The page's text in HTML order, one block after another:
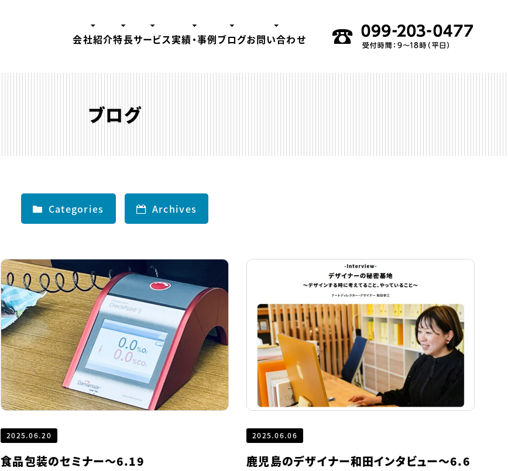
会社紹介特長サービス実績・事例ブログお問い合わせ
ブログ
Categories Archives
2025.06.20
食品包装のセミナー～6.19
2025.06.06
鹿児島のデザイナー和田インタビュー～6.6